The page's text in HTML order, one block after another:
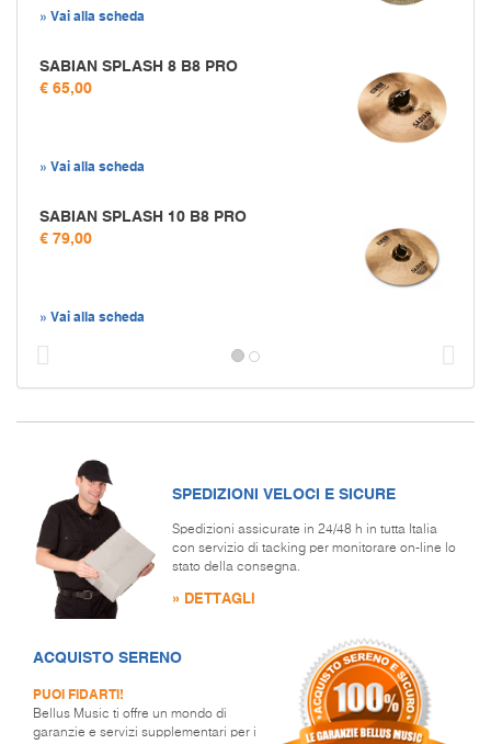
» Vai alla scheda
SABIAN SPLASH 8 B8 PRO
€ 65,00
» Vai alla scheda
SABIAN SPLASH 10 B8 PRO
€ 79,00
» Vai alla scheda
SPEDIZIONI VELOCI E SICURE
Spedizioni assicurate in 24/48 h in tutta Italia
con servizio di tacking per monitorare on-line lo
stato della consegna.
» DETTAGLI
ACQUISTO SERENO
PUOI FIDARTI!
Bellus Music ti offre un mondo di
garanzie e servizi supplementari per i